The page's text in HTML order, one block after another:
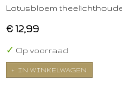
Lotusbloem
€ 12,99
✓ Op voorraad
IN WINKELWAGEN